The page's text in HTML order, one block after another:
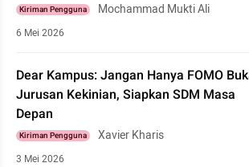
Kiriman Pengguna Mochammad Mukti Ali
6 Mei 2026
Dear Kampus: Jangan Hanya FOMO
Jurusan Kekinian, Siapkan SDM Masa
Depan
Kiriman Pengguna Xavier Kharis
3 Mei 2026